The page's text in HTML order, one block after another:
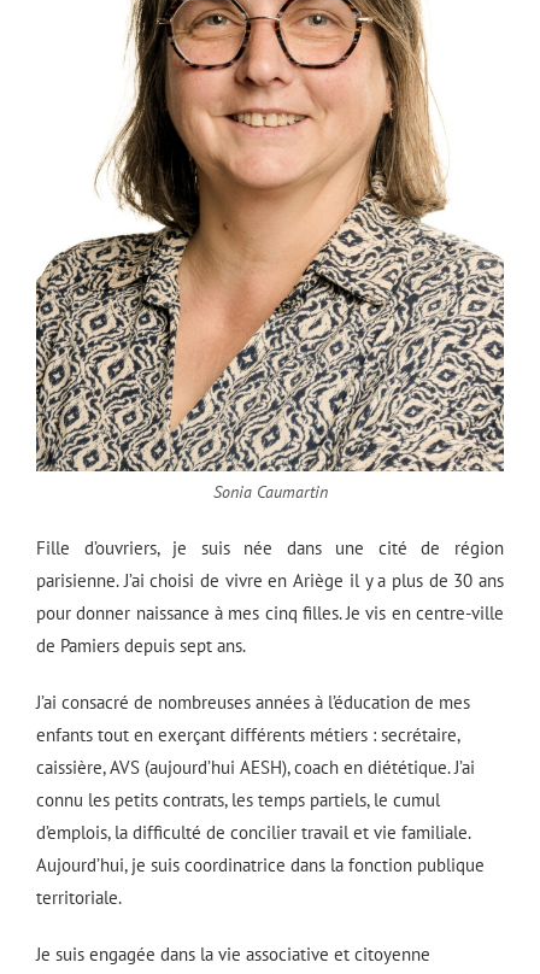
Sonia Caumartin
Fille d’ouvriers, je suis née dans une cité de région
parisienne. J’ai choisi de vivre en Ariège il y a plus de 30 ans
pour donner naissance à mes cinq filles. Je vis en centre-ville
de Pamiers depuis sept ans.
J’ai consacré de nombreuses années à l’éducation de mes
enfants tout en exerçant différents métiers : secrétaire,
caissière, AVS (aujourd’hui AESH), coach en diététique. J’ai
connu les petits contrats, les temps partiels, le cumul
d’emplois, la difficulté de concilier travail et vie familiale.
Aujourd’hui, je suis coordinatrice dans la fonction publique
territoriale.
Je suis engagée dans la vie associative et citoyenne